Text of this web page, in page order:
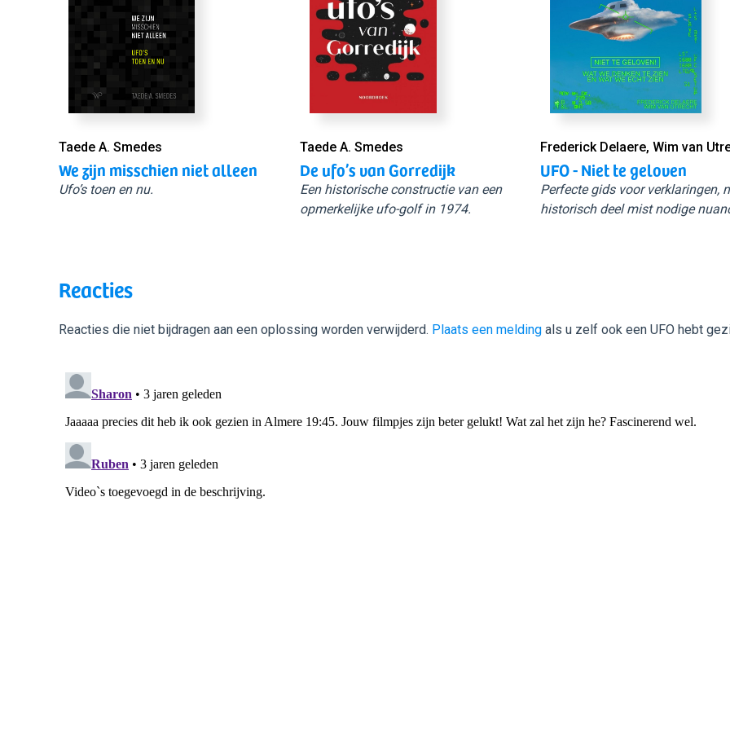
Taede A. Smedes
We zijn misschien niet alleen
Ufo’s toen en nu.
Taede A. Smedes
De ufo’s van Gorredijk
Een historische constructie van een
opmerkelijke ufo-golf in 1974.
Frederick Delaere, Wim van
UFO - Niet te geloven
Perfecte gids voor verklaringen,
historisch deel mist nodige
Reacties
Reacties die niet bijdragen aan een oplossing worden verwijderd. Plaats een melding als u zelf ook een UFO hebt